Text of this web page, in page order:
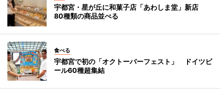
宇都宮・星が丘に和菓子店「あわしま堂」新店
80種類の商品並べる
食べる
宇都宮で初の「オクトーバーフェスト」 ドイツビ
ール60種超集結